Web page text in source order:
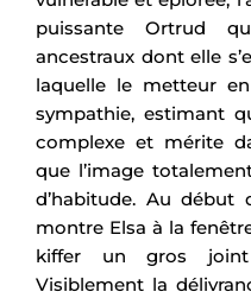
puissante Ortrud
ancestraux dont elle
laquelle le metteur
sympathie, estimant
complexe et mérite
que l’image
d’habitude. Au
montre Elsa à la
kiffer un gros joint
Visiblement la